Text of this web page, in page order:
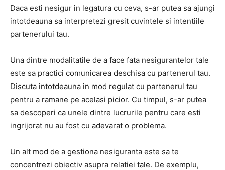
Daca esti nesigur in legatura cu ceva, s-ar putea sa ajungi
intotdeauna sa interpretezi gresit cuvintele si intentiile
partenerului tau.
Una dintre modalitatile de a face fata nesigurantelor tale
este sa practici comunicarea deschisa cu partenerul tau.
Discuta intotdeauna in mod regulat cu partenerul tau
pentru a ramane pe acelasi picior. Cu timpul, s-ar putea
sa descoperi ca unele dintre lucrurile pentru care esti
ingrijorat nu au fost cu adevarat o problema.
Un alt mod de a gestiona nesiguranta este sa te
concentrezi obiectiv asupra relatiei tale. De exemplu,